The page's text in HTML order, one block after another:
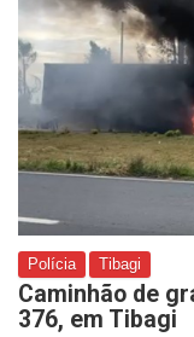
Polícia Tibagi
Caminhão de
376, em Tibagi